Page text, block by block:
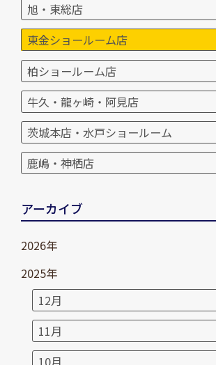
旭・東総店
東金ショールーム店
柏ショールーム店
牛久・龍ヶ崎・阿見店
茨城本店・水戸ショールーム
鹿嶋・神栖店
アーカイブ
2026年
2025年
12月
11月
10月